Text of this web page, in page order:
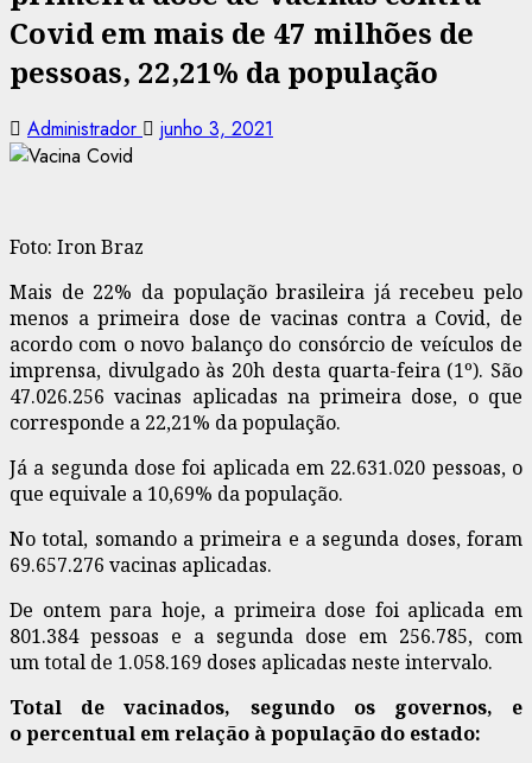
Covid em mais de 47 milhões de
pessoas, 22,21% da população
Administrador junho 3, 2021
Foto: Iron Braz
Mais de 22% da população brasileira já recebeu pelo
menos a primeira dose de vacinas contra a Covid, de
acordo com o novo balanço do consórcio de veículos de
imprensa, divulgado às 20h desta quarta-feira (1º). São
47.026.256 vacinas aplicadas na primeira dose, o que
corresponde a 22,21% da população.
Já a segunda dose foi aplicada em 22.631.020 pessoas, o
que equivale a 10,69% da população.
No total, somando a primeira e a segunda doses, foram
69.657.276 vacinas aplicadas.
De ontem para hoje, a primeira dose foi aplicada em
801.384 pessoas e a segunda dose em 256.785, com
umtotal de 1.058.169 doses aplicadas neste intervalo.
Total de vacinados, segundo os governos, e
opercentual em relação à população do estado: